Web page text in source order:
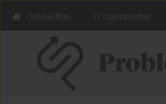
Online first O czasopiśmie